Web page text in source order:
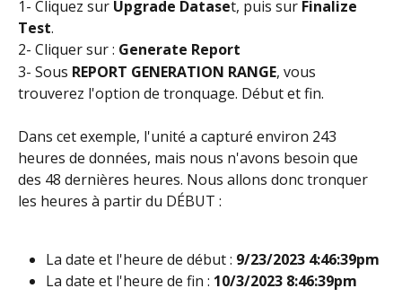
1- Cliquez sur Upgrade Dataset, puis sur Finalize
Test.
2- Cliquer sur : Generate Report
3- Sous REPORT GENERATION RANGE, vous
trouverez l'option de tronquage. Début et fin.
Dans cet exemple, l'unité a capturé environ 243
heures de données, mais nous n'avons besoin que
des 48 dernières heures. Nous allons donc tronquer
les heures à partir du DÉBUT :
La date et l'heure de début : 9/23/2023 4:46:39pm
La date et l'heure de fin : 10/3/2023 8:46:39pm